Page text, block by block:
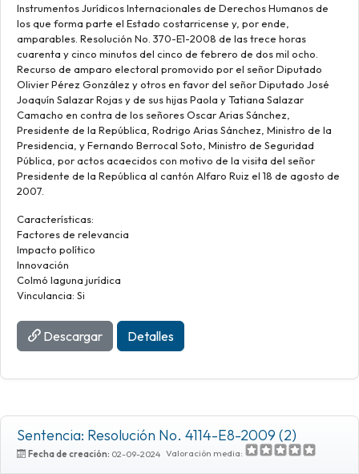
Instrumentos Jurídicos Internacionales de Derechos Humanos de
los que forma parte el Estado costarricense y, por ende,
amparables. Resolución No. 370-E1-2008 de las trece horas
cuarenta y cinco minutos del cinco de febrero de dos mil ocho.
Recurso de amparo electoral promovido por el señor Diputado
Olivier Pérez González y otros en favor del señor Diputado José
Joaquín Salazar Rojas y de sus hijas Paola y Tatiana Salazar
Camacho en contra de los señores Oscar Arias Sánchez,
Presidente de la República, Rodrigo Arias Sánchez, Ministro de la
Presidencia, y Fernando Berrocal Soto, Ministro de Seguridad
Pública, por actos acaecidos con motivo de la visita del señor
Presidente de la República al cantón Alfaro Ruiz el 18 de agosto de
2007.
Características:
Factores de relevancia
Impacto político
Innovación
Colmó laguna jurídica
Vinculancia: Si
Descargar Detalles
Sentencia: Resolución No. 4114-E8-2009 (2)
Fecha de creación: 02-09-2024 Valoración media: